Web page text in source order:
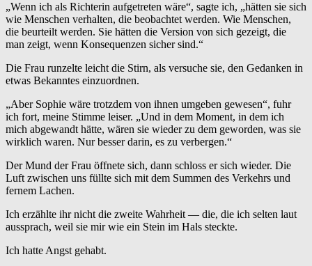
„Wenn ich als Richterin aufgetreten wäre“, sagte ich, „hätten sie sich
wie Menschen verhalten, die beobachtet werden. Wie Menschen,
die beurteilt werden. Sie hätten die Version von sich gezeigt, die
man zeigt, wenn Konsequenzen sicher sind.“
Die Frau runzelte leicht die Stirn, als versuche sie, den Gedanken in
etwas Bekanntes einzuordnen.
„Aber Sophie wäre trotzdem von ihnen umgeben gewesen“, fuhr
ich fort, meine Stimme leiser. „Und in dem Moment, in dem ich
mich abgewandt hätte, wären sie wieder zu dem geworden, was sie
wirklich waren. Nur besser darin, es zu verbergen.“
Der Mund der Frau öffnete sich, dann schloss er sich wieder. Die
Luft zwischen uns füllte sich mit dem Summen des Verkehrs und
fernem Lachen.
Ich erzählte ihr nicht die zweite Wahrheit — die, die ich selten laut
aussprach, weil sie mir wie ein Stein im Hals steckte.
Ich hatte Angst gehabt.